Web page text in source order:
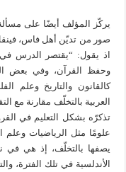
يركّز المؤلف أيضًا على
صور من تديّن أهل فاس،
اذ يقول: “يقتصر الدرس في
وحفظ القرآن، وفي بعض
كالقانون والتاريخ وعلم
العربية بالتخلّف مقارنة مع
تذكرّه بشكل التعليم في
علومًا مثل الرياضيات
يصفها بالتخلّف، إذ هي في
الأندلسية في تلك الفترة،